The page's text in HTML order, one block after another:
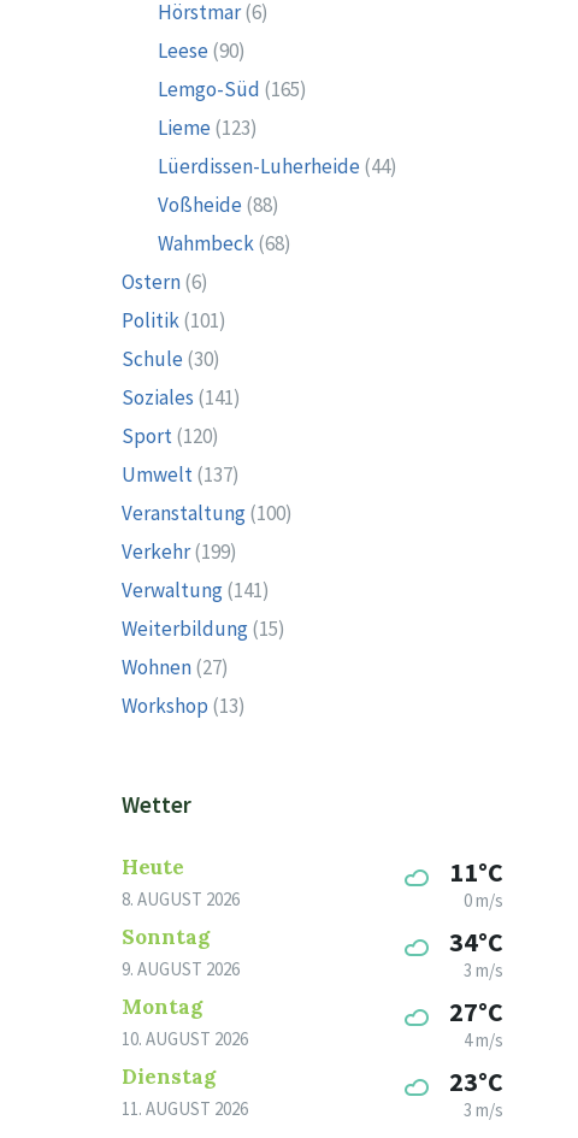
Hörstmar(6)
Leese (90)
Lemgo-Süd (165)
Lieme (123)
Lüerdissen-Luherheide (44)
Voßheide (88)
Wahmbeck(68)
Ostern(6)
Politik(101)
Schule (30)
Soziales (141)
Sport(120)
Umwelt(137)
Veranstaltung(100)
Verkehr(199)
Verwaltung(141)
Weiterbildung(15)
Wohnen(27)
Workshop (13)
Wetter
Heute
8. AUGUST 2026
11°C
0 m/s
Sonntag
9. AUGUST 2026
34°C
3 m/s
Montag
10. AUGUST 2026
27°C
4 m/s
Dienstag
11. AUGUST 2026
23°C
3 m/s